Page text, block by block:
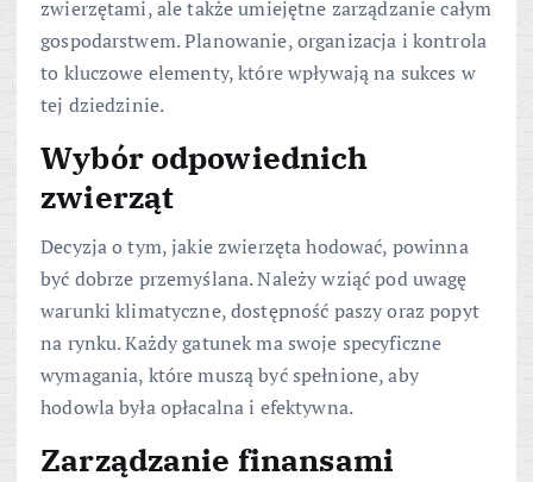
zwierzętami, ale także umiejętne zarządzanie całym
gospodarstwem. Planowanie, organizacja i kontrola
to kluczowe elementy, które wpływają na sukces w
tej dziedzinie.
Wybór odpowiednich
zwierząt
Decyzja o tym, jakie zwierzęta hodować, powinna
być dobrze przemyślana. Należy wziąć pod uwagę
warunki klimatyczne, dostępność paszy oraz popyt
na rynku. Każdy gatunek ma swoje specyficzne
wymagania, które muszą być spełnione, aby
hodowla była opłacalna i efektywna.
Zarządzanie finansami